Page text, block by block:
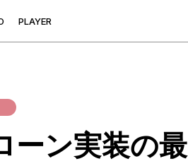
PLAYER
ーン実装の最